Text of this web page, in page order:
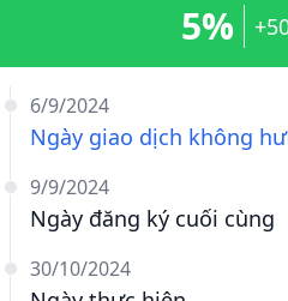
6/9/2024
Ngày giao dịch không
9/9/2024
Ngày đăng ký cuối cùng
30/10/2024
5%